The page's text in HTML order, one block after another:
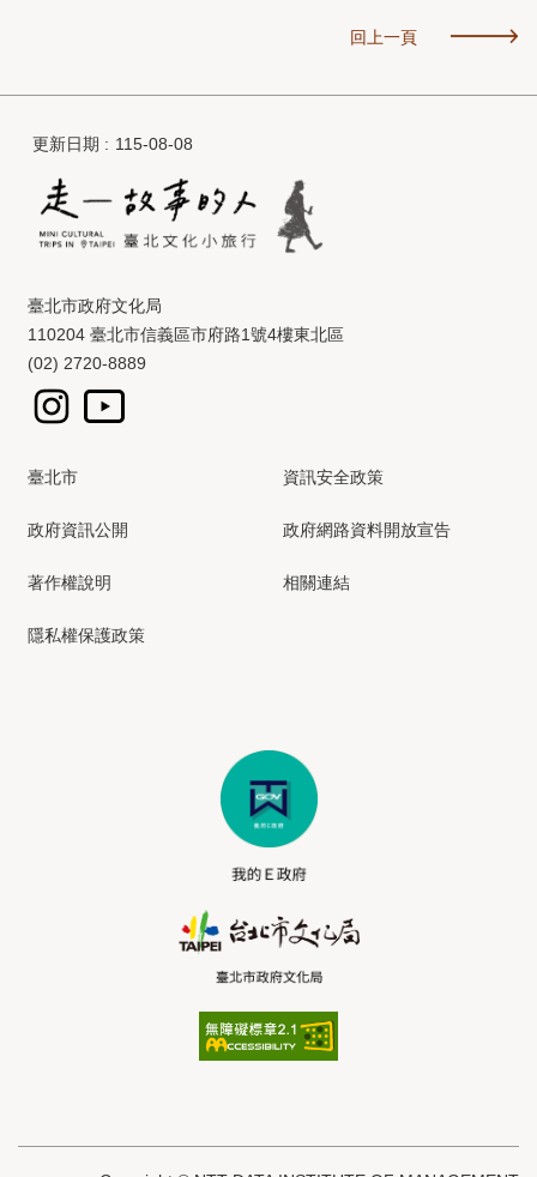
回上一頁
更新日期 115-08-08
臺北市政府文化局
110204 臺北市信義區市府路1號4樓東北區
(02) 2720-8889
臺北市
政府資訊公開
著作權說明
隱私權保護政策
資訊安全政策
政府網路資料開放宣告
相關連結